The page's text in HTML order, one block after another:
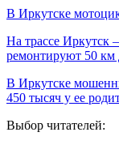
В Иркутске
На трассе
ремонтируют 50 км
В Иркутске
450 тысяч у ее
Выбор читателей: